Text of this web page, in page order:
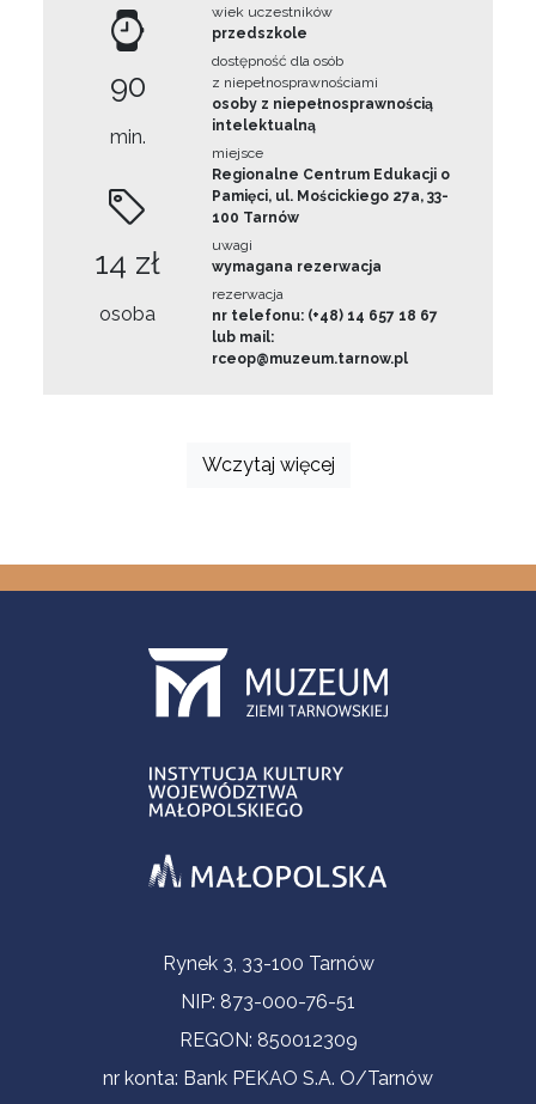
90
min.
14 zł
osoba
wiek uczestników
przedszkole
dostępność dla osób
z niepełnosprawnościami
osoby z niepełnosprawnością
intelektualną
miejsce
Regionalne Centrum Edukacji o
Pamięci, ul. Mościckiego 27a, 33-
100 Tarnów
uwagi
wymagana rezerwacja
rezerwacja
nr telefonu: (+48) 14 657 18 67
lub mail:
rceop@muzeum.tarnow.pl
Wczytaj więcej
Informacje kontaktoweRynek 3, 33-100 Tarnów
NIP: 873-000-76-51
REGON: 850012309
nr konta: Bank PEKAO S.A. O/Tarnów